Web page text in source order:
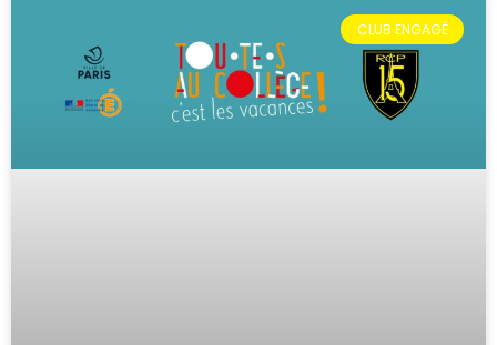
CLUB ENGAGÉ